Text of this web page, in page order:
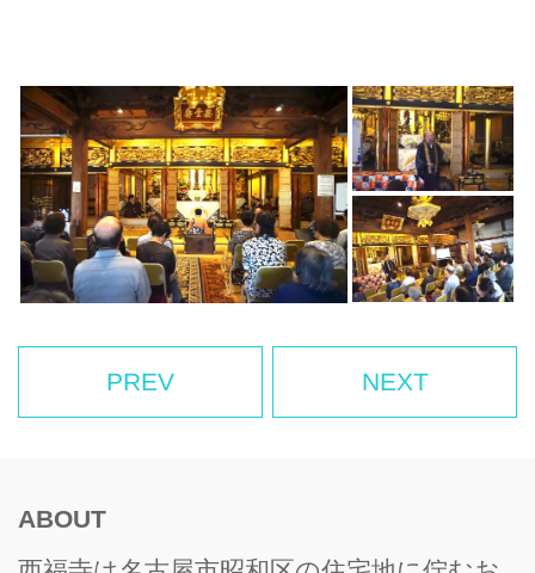
PREV NEXT
ABOUT